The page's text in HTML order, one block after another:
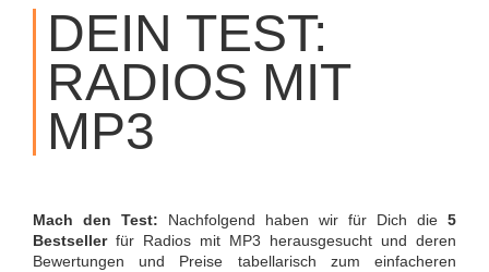
CONTENT
DEIN TEST:
RADIOS MIT
MP3
Mach den Test: Nachfolgend haben wir für Dich die 5
Bestsellerfür Radios mit MP3 herausgesucht und deren
Bewertungen und Preise tabellarisch zum einfacheren